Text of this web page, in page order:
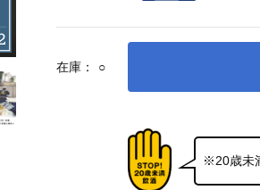
在庫： ○
※20歳未